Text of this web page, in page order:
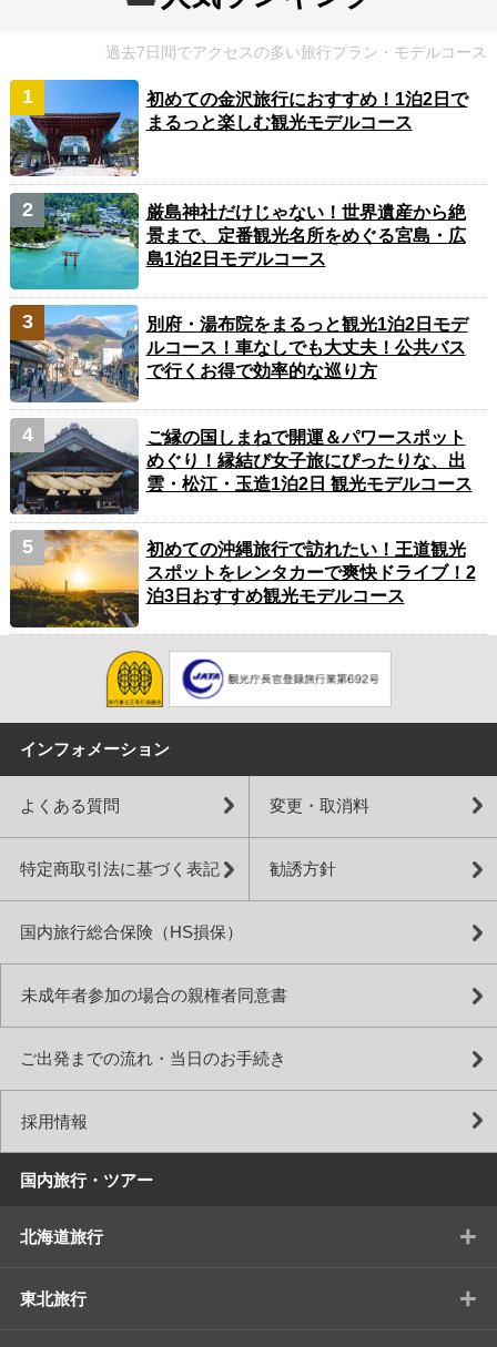
過去7日間でアクセスの多い旅行プラン・モデルコース
初めての金沢旅行におすすめ！1泊2日で
まるっと楽しむ観光モデルコース
厳島神社だけじゃない！世界遺産から絶
景まで、定番観光名所をめぐる宮島・広
島1泊2日モデルコース
別府・湯布院をまるっと観光1泊2日モデ
ルコース！車なしでも大丈夫！公共バス
で行くお得で効率的な巡り方
ご縁の国しまねで開運＆パワースポット
めぐり！縁結び女子旅にぴったりな、出
雲・松江・玉造1泊2日 観光モデルコース
初めての沖縄旅行で訪れたい！王道観光
スポットをレンタカーで爽快ドライブ！2
泊3日おすすめ観光モデルコース
インフォメーション
よくある質問 変更・取消料
特定商取引法に基づく表記 勧誘方針
国内旅行総合保険（HS損保）
未成年者参加の場合の親権者同意書
ご出発までの流れ・当日のお手続き
採用情報
国内旅行・ツアー
北海道旅行 +
東北旅行 +